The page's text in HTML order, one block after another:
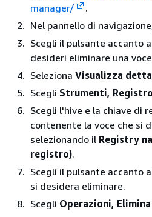
manager/
.
Nel pannello di
Scegli il pulsante accanto
desideri eliminare una
Seleziona Visualizza
Scegli Strumenti,
Scegli l'hive e la chiave di
contenente la voce che si
selezionando il Registry
registro).
Scegli il pulsante accanto
si desidera eliminare.
Scegli Operazioni,